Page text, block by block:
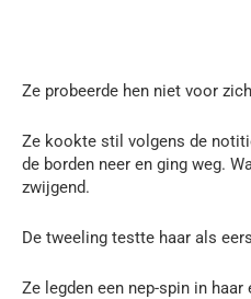
Ze probeerde hen niet voor
Ze kookte stil volgens de
de borden neer en ging weg.
zwijgend.
De tweeling testte haar als
Ze legden een nep-spin in haar